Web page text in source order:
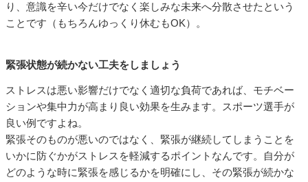
り、意識を辛い今だけでなく楽しみな未来へ分散させたという
ことです（もちろんゆっくり休むもOK）。
緊張状態が続かない工夫をしましょう
ストレスは悪い影響だけでなく適切な負荷であれば、モチベー
ションや集中力が高まり良い効果を生みます。スポーツ選手が
良い例ですよね。
緊張そのものが悪いのではなく、緊張が継続してしまうことを
いかに防ぐかがストレスを軽減するポイントなんです。自分が
どのような時に緊張を感じるかを明確にし、その緊張が続かな